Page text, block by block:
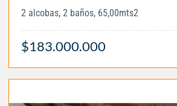
2 alcobas, 2 baños, 65,00mts2
$183.000.000